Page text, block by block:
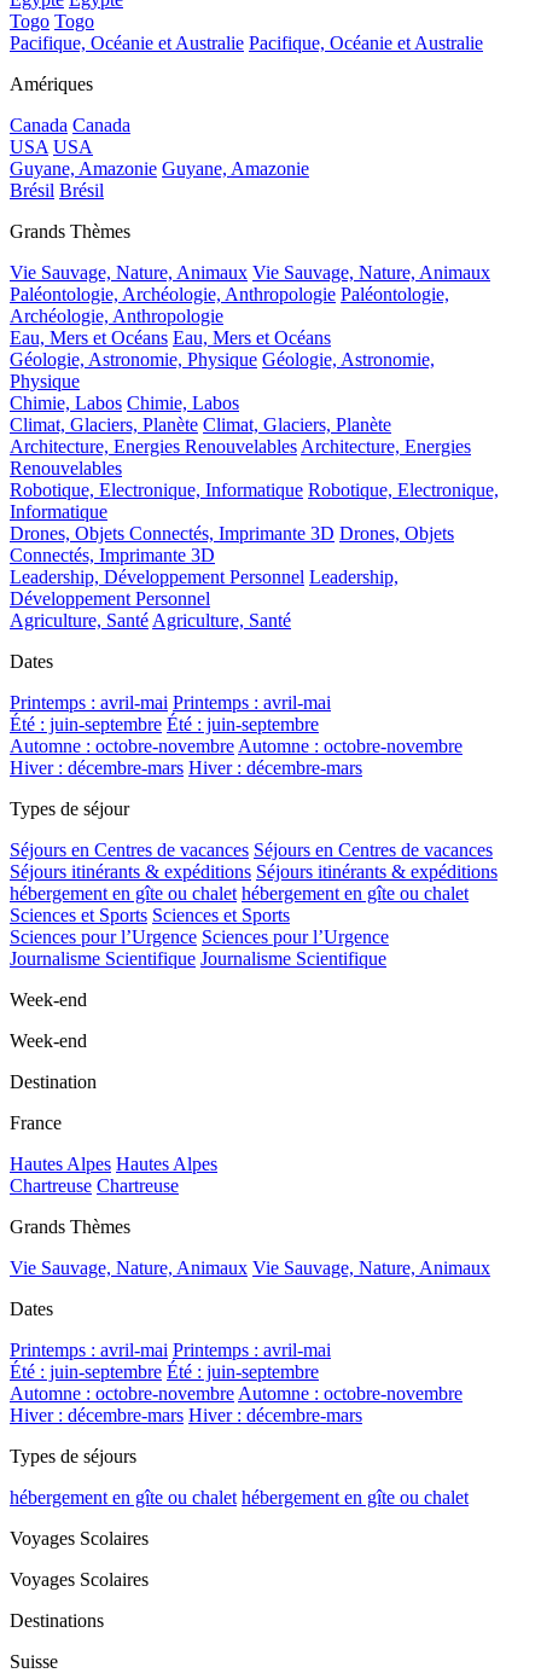
Togo Togo
Pacifique, Océanie et Australie Pacifique, Océanie et Australie
Amériques
Canada Canada
USA USA
Guyane, Amazonie Guyane, Amazonie
Brésil Brésil
Grands Thèmes
Vie Sauvage, Nature, Animaux Vie Sauvage, Nature, Animaux
Paléontologie, Archéologie, Anthropologie Paléontologie,
Archéologie, Anthropologie
Eau, Mers et Océans Eau, Mers et Océans
Géologie, Astronomie, Physique Géologie, Astronomie,
Physique
Chimie, Labos Chimie, Labos
Climat, Glaciers, Planète Climat, Glaciers, Planète
Architecture, Energies Renouvelables Architecture, Energies
Renouvelables
Robotique, Electronique, Informatique Robotique, Electronique,
Informatique
Drones, Objets Connectés, Imprimante 3D Drones, Objets
Connectés, Imprimante 3D
Leadership, Développement Personnel Leadership,
Développement Personnel
Agriculture, Santé Agriculture, Santé
Dates
Printemps : avril-mai Printemps : avril-mai
Été : juin-septembre Été : juin-septembre
Automne : octobre-novembre Automne : octobre-novembre
Hiver : décembre-mars Hiver : décembre-mars
Types de séjour
Séjours en Centres de vacances Séjours en Centres de vacances
Séjours itinérants & expéditions Séjours itinérants & expéditions
hébergement en gîte ou chalet hébergement en gîte ou chalet
Sciences et Sports Sciences et Sports
Sciences pour l’Urgence Sciences pour l’Urgence
Journalisme Scientifique Journalisme Scientifique
Week-end
Week-end
Destination
France
Hautes Alpes Hautes Alpes
Chartreuse Chartreuse
Grands Thèmes
Vie Sauvage, Nature, Animaux Vie Sauvage, Nature, Animaux
Dates
Printemps : avril-mai Printemps : avril-mai
Été : juin-septembre Été : juin-septembre
Automne : octobre-novembre Automne : octobre-novembre
Hiver : décembre-mars Hiver : décembre-mars
Types de séjours
hébergement en gîte ou chalet hébergement en gîte ou chalet
Voyages Scolaires
Voyages Scolaires
Destinations
Suisse